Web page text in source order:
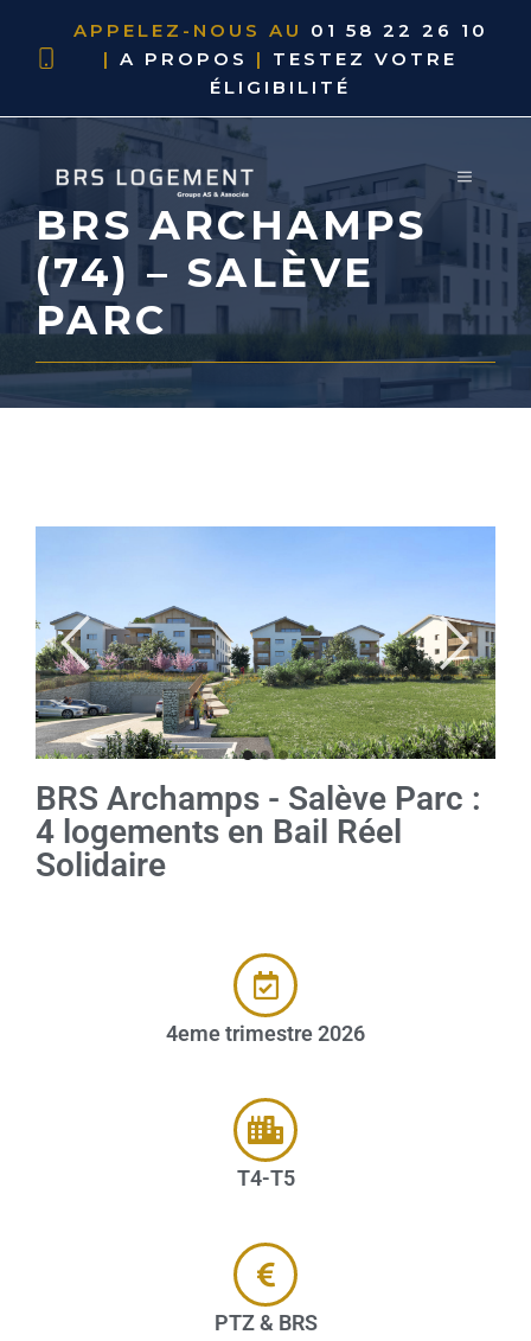
APPELEZ-NOUS AU 01 58 22 26 10
|A PROPOS | TESTEZ VOTRE
ÉLIGIBILITÉ
BRS ARCHAMPS
(74) – SALÈVE
PARC
BRS Archamps - Salève Parc :
4 logements en Bail Réel
Solidaire
4eme trimestre 2026
T4-T5
PTZ & BRS